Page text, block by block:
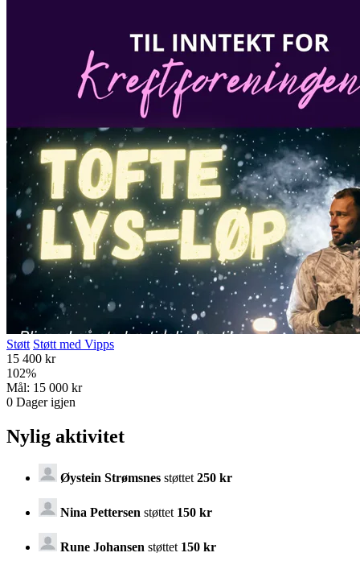
Støtt Støtt med Vipps
15 400 kr
102%
Mål: 15 000 kr
0 Dager igjen
Nylig aktivitet
Øystein Strømsnes støttet 250 kr
Nina Pettersen støttet 150 kr
Rune Johansen støttet 150 kr